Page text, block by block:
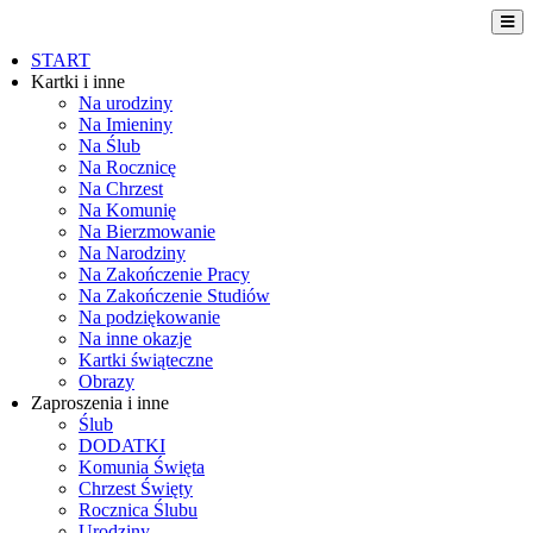
START
Kartki i inne
Na urodziny
Na Imieniny
Na Ślub
Na Rocznicę
Na Chrzest
Na Komunię
Na Bierzmowanie
Na Narodziny
Na Zakończenie Pracy
Na Zakończenie Studiów
Na podziękowanie
Na inne okazje
Kartki świąteczne
Obrazy
Zaproszenia i inne
Ślub
DODATKI
Komunia Święta
Chrzest Święty
Rocznica Ślubu